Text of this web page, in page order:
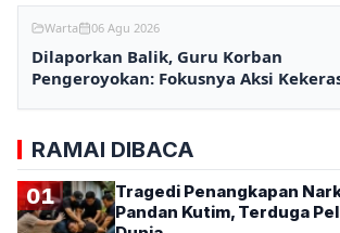
Warta 06 Agu 2026
Dilaporkan Balik, Guru Korban
Pengeroyokan: Fokusnya Aksi
RAMAI DIBACA
01
Tragedi Penangkapan
Pandan Kutim, Terduga